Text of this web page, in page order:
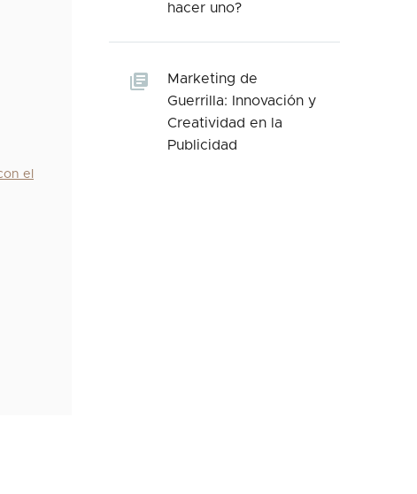
el
hacer uno?
Marketing de
Guerrilla: Innovación y
Creatividad en la
Publicidad